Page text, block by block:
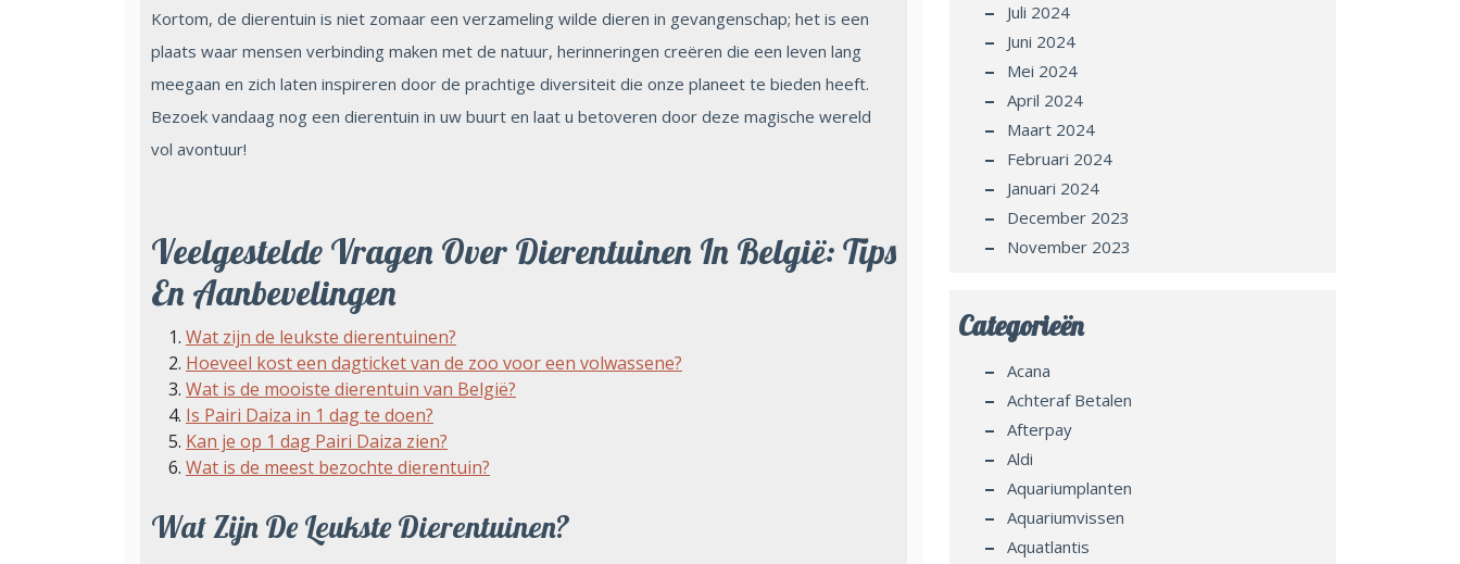
Kortom, de dierentuin is niet zomaar een verzameling wilde dieren in gevangenschap; het is een
plaats waar mensen verbinding maken met de natuur, herinneringen creëren die een leven lang
meegaan en zich laten inspireren door de prachtige diversiteit die onze planeet te bieden heeft.
Bezoek vandaag nog een dierentuin in uw buurt en laat u betoveren door deze magische wereld
vol avontuur!
Veelgestelde Vragen Over Dierentuinen In België: Tips
En Aanbevelingen
Wat zijn de leukste dierentuinen?
Hoeveel kost een dagticket van de zoo voor een volwassene?
Wat is de mooiste dierentuin van België?
Is Pairi Daiza in 1 dag te doen?
Kan je op 1 dag Pairi Daiza zien?
Wat is de meest bezochte dierentuin?
Wat Zijn De Leukste Dierentuinen?
Juli 2024
Juni 2024
Mei 2024
April 2024
Maart 2024
Februari 2024
Januari 2024
December 2023
November 2023
Categorieën
Acana
Achteraf Betalen
Afterpay
Aldi
Aquariumplanten
Aquariumvissen
Aquatlantis